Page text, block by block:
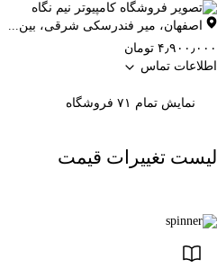
اصفهان، میر فندرسکی شرقی، بین...
۴٫۹۰۰٫۰۰۰ تومان
اطلاعات تماس
نمایش تمام ۷۱ فروشگاه
لیست تغییرات قیمت